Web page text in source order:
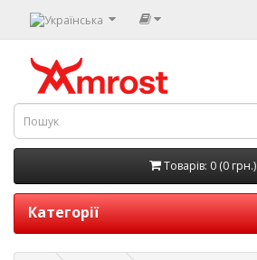
Товарів: 0 (0 грн.)
Категорії